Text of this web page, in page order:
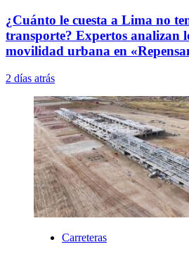
¿Cuánto le cuesta a Lima no
transporte? Expertos analizan
movilidad urbana en
2 días atrás
Carreteras